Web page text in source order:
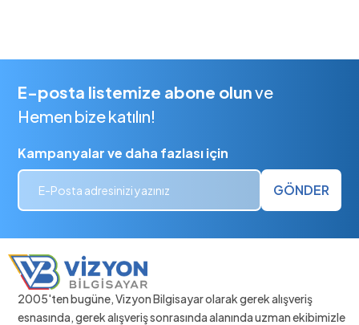
E-posta listemize abone olunve
Hemen bize katılın!
Kampanyalar ve daha fazlası için
GÖNDER
2005'ten bugüne, Vizyon Bilgisayar olarak gerek alışveriş
esnasında, gerek alışveriş sonrasında alanında uzman ekibimizle